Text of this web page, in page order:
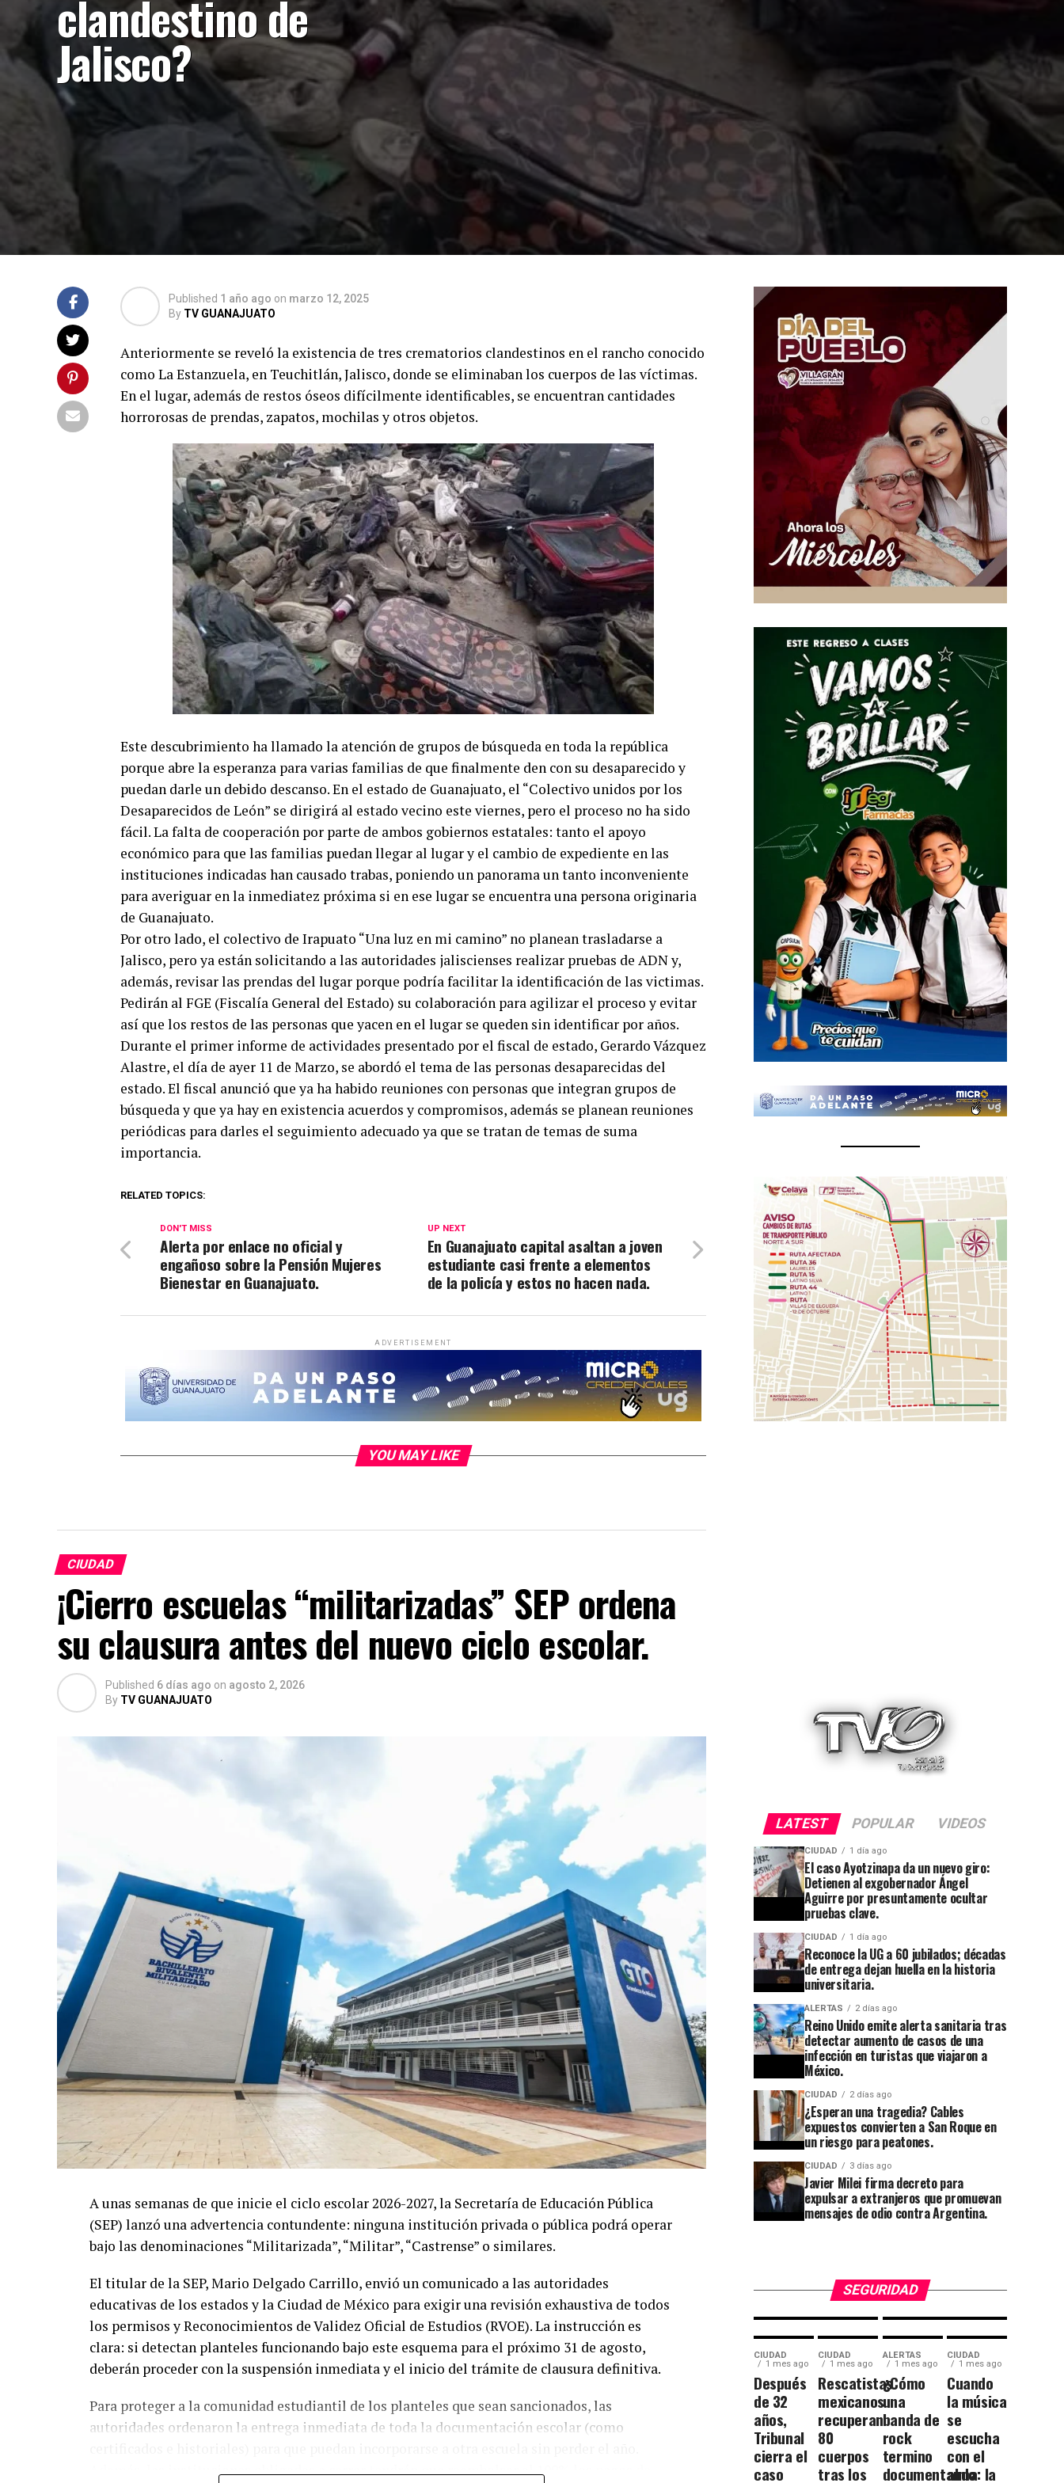
clandestino de
Jalisco?
Published 1 año ago on marzo 12, 2025
By TV GUANAJUATO
Anteriormente se reveló la existencia de tres crematorios clandestinos en el rancho conocido
como La Estanzuela, en Teuchitlán, Jalisco, donde se eliminaban los cuerpos de las víctimas.
En el lugar, además de restos óseos difícilmente identificables, se encuentran cantidades
horrorosas de prendas, zapatos, mochilas y otros objetos.
Este descubrimiento ha llamado la atención de grupos de búsqueda en toda la república
porque abre la esperanza para varias familias de que finalmente den con su desaparecido y
puedan darle un debido descanso. En el estado de Guanajuato, el “Colectivo unidos por los
Desaparecidos de León” se dirigirá al estado vecino este viernes, pero el proceso no ha sido
fácil. La falta de cooperación por parte de ambos gobiernos estatales: tanto el apoyo
económico para que las familias puedan llegar al lugar y el cambio de expediente en las
instituciones indicadas han causado trabas, poniendo un panorama un tanto inconveniente
para averiguar en la inmediatez próxima si en ese lugar se encuentra una persona originaria
de Guanajuato.
Por otro lado, el colectivo de Irapuato “Una luz en mi camino” no planean trasladarse a
Jalisco, pero ya están solicitando a las autoridades jaliscienses realizar pruebas de ADN y,
además, revisar las prendas del lugar porque podría facilitar la identificación de las victimas.
Pedirán al FGE (Fiscalía General del Estado) su colaboración para agilizar el proceso y evitar
así que los restos de las personas que yacen en el lugar se queden sin identificar por años.
Durante el primer informe de actividades presentado por el fiscal de estado, Gerardo Vázquez
Alastre, el día de ayer 11 de Marzo, se abordó el tema de las personas desaparecidas del
estado. El fiscal anunció que ya ha habido reuniones con personas que integran grupos de
búsqueda y que ya hay en existencia acuerdos y compromisos, además se planean reuniones
periódicas para darles el seguimiento adecuado ya que se tratan de temas de suma
importancia.
RELATED TOPICS:
UP NEXT
En Guanajuato capital asaltan a joven
estudiante casi frente a elementos
de la policía y estos no hacen nada.
DON'T MISS
Alerta por enlace no oficial y
engañoso sobre la Pensión Mujeres
Bienestar en Guanajuato.
ADVERTISEMENT
YOU MAY LIKE
CIUDAD
¡Cierro escuelas “militarizadas” SEP ordena
su clausura antes del nuevo ciclo escolar.
Published 6 días ago on agosto 2, 2026
By TV GUANAJUATO
A unas semanas de que inicie el ciclo escolar 2026-2027, la Secretaría de Educación Pública
(SEP) lanzó una advertencia contundente: ninguna institución privada o pública podrá operar
bajo las denominaciones “Militarizada”, “Militar”, “Castrense” o similares.
El titular de la SEP, Mario Delgado Carrillo, envió un comunicado a las autoridades
educativas de los estados y la Ciudad de México para exigir una revisión exhaustiva de todos
los permisos y Reconocimientos de Validez Oficial de Estudios (RVOE). La instrucción es
clara: si detectan planteles funcionando bajo este esquema para el próximo 31 de agosto,
deberán proceder con la suspensión inmediata y el inicio del trámite de clausura definitiva.
Para proteger a la comunidad estudiantil de los planteles que sean sancionados, las
autoridades ordenaron la entrega inmediata de toda la documentación escolar (como
Además, las instituciones obligadas a cerrar tendrán que reembolsar al 100% los pagos de
LATEST POPULAR VIDEOS
CIUDAD 1 día ago
El caso Ayotzinapa da un nuevo giro:
Detienen al exgobernador Ángel
Aguirre por presuntamente ocultar
pruebas clave.
CIUDAD 1 día ago
Reconoce la UG a 60 jubilados; décadas
de entrega dejan huella en la historia
universitaria.
ALERTAS 2 días ago
Reino Unido emite alerta sanitaria tras
detectar aumento de casos de una
infección en turistas que viajaron a
México.
CIUDAD 2 días ago
¿Esperan una tragedia? Cables
expuestos convierten a San Roque en
un riesgo para peatones.
CIUDAD 3 días ago
Javier Milei firma decreto para
expulsar a extranjeros que promuevan
mensajes de odio contra Argentina.
SEGURIDAD
Reconoce
la UG a
60
jubilados;
décadas
de
entrega
dejan
huella en
universitaria.
CIUDAD 1 semana ago
se
apaga:
denuncian
abandono
en
Cuesta
China y
el
callejón
Momias.
CIUDAD
1 mes ago
Después
de 32
años,
Tribunal
cierra el
caso
CIUDAD
1 mes ago
Rescatistas
mexicanos
recuperan
80
cuerpos
tras los
ALERTAS
1 mes ago
¿Cómo
una
banda de
rock
termino
documentando
CIUDAD
1 mes ago
Cuando
la música
se
escucha
con el
alma: la